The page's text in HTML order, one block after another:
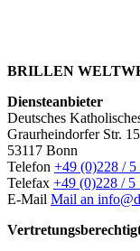
BRILLEN
Diensteanbieter
Deutsches
Graurheindorfer Str.
53117 Bonn
Telefon +49 (0)228 / 5
Telefax +49 (0)228 / 5
E-Mail Mail an